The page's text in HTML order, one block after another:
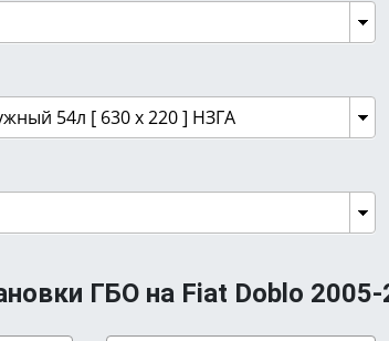
54л [ 630 х 220 ] НЗГА
ГБО на Fiat Doblo 2005-